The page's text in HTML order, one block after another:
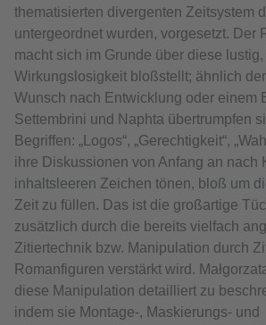
thematisierten divergenten Zeitsystem
untergeordnet wurden, vorgesetzt. Der
macht sich im Grunde über diese
Wirkungslosigkeit bloßstellt; ähnlich
Wunsch nach Entwicklung oder einem
Settembrini und Naphta übertrumpfen
Begriffen: „Logos“, „Gerechtigkeit“,
ihre Diskussionen von Anfang an nach
inhaltsleeren Zeichen tönen, bloß um
Zeit zu füllen. Das ist die großartige
zusätzlich durch die bereits vielfach
Zitiertechnik bzw. Manipulation durch
Romanfiguren verstärkt wird.
diese Manipulation detailliert zu
indem sie Montage-, Maskierungs- und